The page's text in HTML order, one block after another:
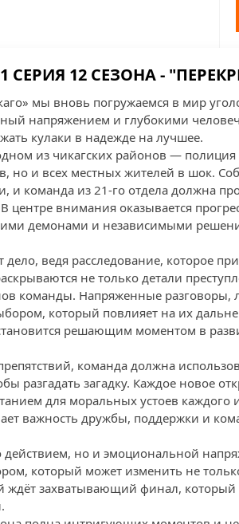
12 СЕЗОНА -
мы вновь погружаемся в мир
напряжением и глубокими
кулаки в надежде на лучшее.
из чикагских районов — полиция
но и всех местных жителей в шок.
и команда из 21-го отдела должна
центре внимания оказывается
демонами и независимыми
ведя расследование, которое
не только детали
команды. Напряженные
который повлияет на их
решающим моментом в
команда должна
разгадать загадку. Каждое новое
для моральных устоев каждого
важность дружбы, поддержки и
но и эмоциональной
который может изменить не
ждёт захватывающий финал, который